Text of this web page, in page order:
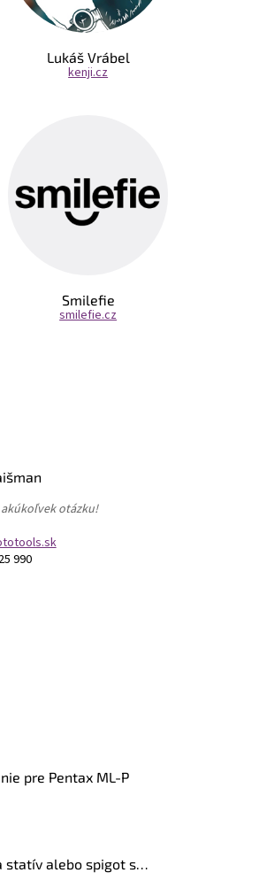
Lukáš Vrábel
kenji.cz
Smilefie
smilefie.cz
otázku!
990
pre Pentax ML-P
Držiak telefónu na statív alebo spigot s 1/4" závitom